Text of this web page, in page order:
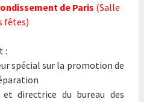
de Paris (Salle
fêtes)
:
spécial sur la promotion de
directrice du bureau des